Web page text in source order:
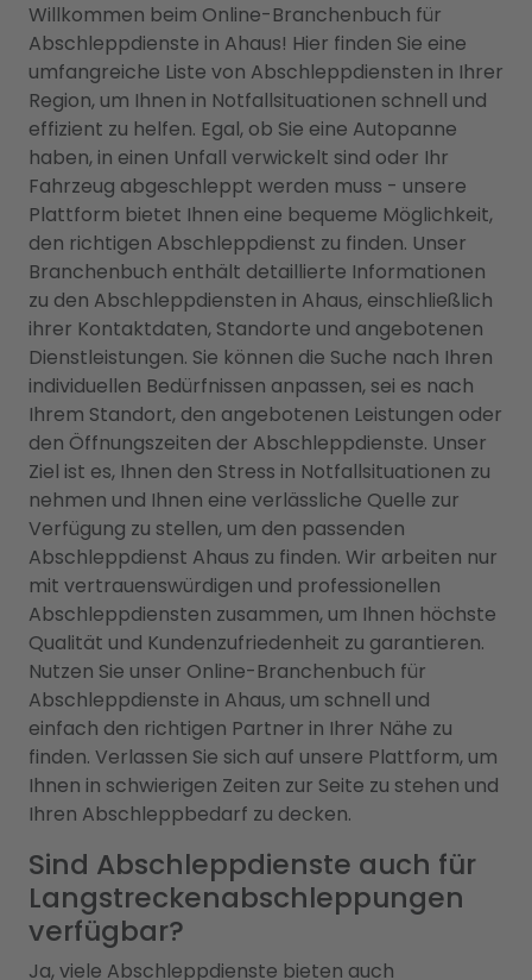
Willkommen beim Online-Branchenbuch für
Abschleppdienste in Ahaus! Hier finden Sie eine
umfangreiche Liste von Abschleppdiensten in Ihrer
Region, um Ihnen in Notfallsituationen schnell und
effizient zu helfen. Egal, ob Sie eine Autopanne
haben, in einen Unfall verwickelt sind oder Ihr
Fahrzeug abgeschleppt werden muss - unsere
Plattform bietet Ihnen eine bequeme Möglichkeit,
den richtigen Abschleppdienst zu finden. Unser
Branchenbuch enthält detaillierte Informationen
zu den Abschleppdiensten in Ahaus, einschließlich
ihrer Kontaktdaten, Standorte und angebotenen
Dienstleistungen. Sie können die Suche nach Ihren
individuellen Bedürfnissen anpassen, sei es nach
Ihrem Standort, den angebotenen Leistungen oder
den Öffnungszeiten der Abschleppdienste. Unser
Ziel ist es, Ihnen den Stress in Notfallsituationen zu
nehmen und Ihnen eine verlässliche Quelle zur
Verfügung zu stellen, um den passenden
Abschleppdienst Ahaus zu finden. Wir arbeiten nur
mit vertrauenswürdigen und professionellen
Abschleppdiensten zusammen, um Ihnen höchste
Qualität und Kundenzufriedenheit zu garantieren.
Nutzen Sie unser Online-Branchenbuch für
Abschleppdienste in Ahaus, um schnell und
einfach den richtigen Partner in Ihrer Nähe zu
finden. Verlassen Sie sich auf unsere Plattform, um
Ihnen in schwierigen Zeiten zur Seite zu stehen und
Ihren Abschleppbedarf zu decken.
Sind Abschleppdienste auch für
Langstreckenabschleppungen
verfügbar?
Ja, viele Abschleppdienste bieten auch